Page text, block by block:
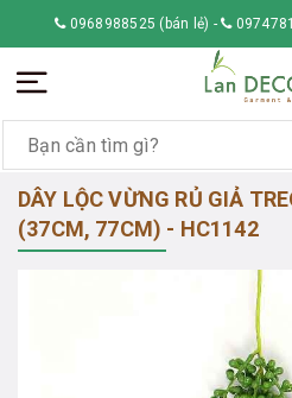
0968988525 (bán lẻ) -
DÂY LỘC VỪNG RỦ GIẢ
(37CM, 77CM) - HC1142